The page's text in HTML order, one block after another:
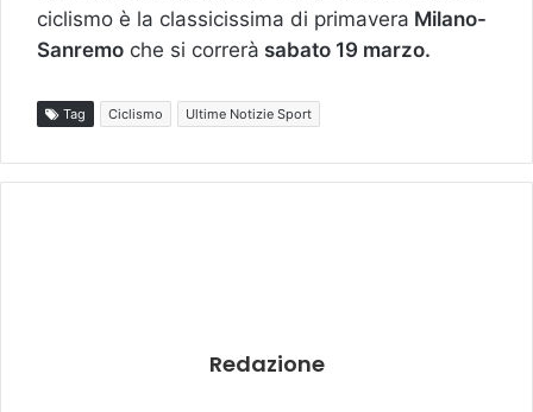
ciclismo è la classicissima di primavera Milano-
Sanremo che si correrà sabato 19 marzo.
Tag Ciclismo Ultime Notizie Sport
Redazione